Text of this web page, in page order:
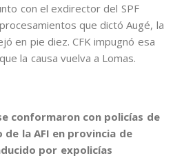
con el exdirector del SPF
que dictó Augé, la
en pie diez. CFK impugnó esa
la causa vuelva a Lomas.
conformaron con policías de
de la AFI en provincia de
por expolicías